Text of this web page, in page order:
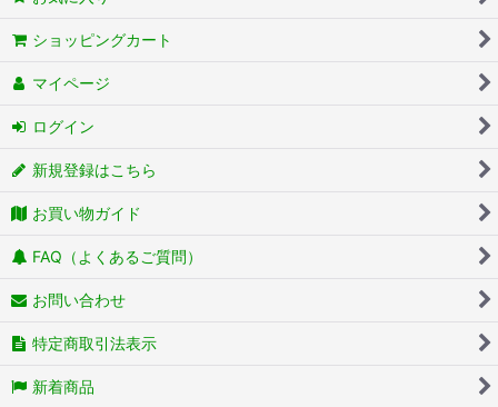
ショッピングカート
マイページ
ログイン
新規登録はこちら
お買い物ガイド
FAQ（よくあるご質問）
お問い合わせ
特定商取引法表示
新着商品